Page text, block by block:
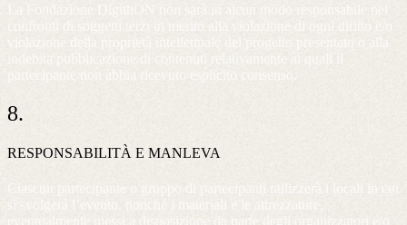
La Fondazione DigithON non sarà in alcun modo responsabile nei
confronti di soggetti terzi in merito alla violazione di ogni diritto e/o
violazione della proprietà intellettuale del progetto presentato o alla
indebita pubblicazione di contenuti relativamente ai quali il
partecipante non abbia ricevuto esplicito consenso.
8.
RESPONSABILITÀ E MANLEVA
Ciascun partecipante o gruppo di partecipanti utilizzerà i locali in cui
si svolgerà l’evento, nonché i materiali e le attrezzature,
eventualmente messi a disposizione da parte degli organizzatori e/o